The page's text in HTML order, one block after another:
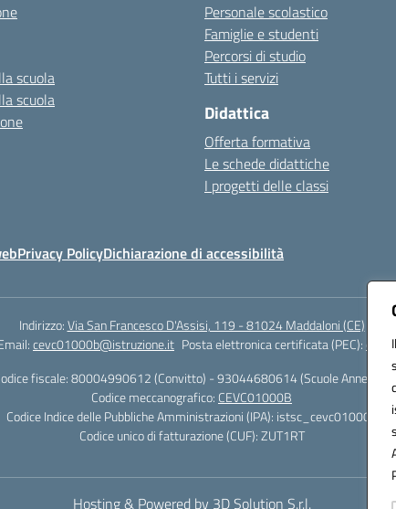
scuola
scuola
Personale scolastico
Famiglie e studenti
Percorsi di studio
Tutti i servizi
Didattica
Offerta formativa
Le schede didattiche
I progetti delle classi
Privacy PolicyDichiarazione di accessibilità
Indirizzo:Via San Francesco D'Assisi, 119 - 81024 Maddaloni (CE)
cevc01000b@istruzione.it Posta elettronica certificata (PEC):
fiscale: 80004990612 (Convitto) - 93044680614 (Scuole Annesse)
Codice meccanografico: CEVC01000B
Codice Indice delle Pubbliche Amministrazioni (IPA): istsc_cevc01000b
Codice unico di fatturazione (CUF): ZUT1RT
Hosting & Powered by 3D Solution S.r.l.